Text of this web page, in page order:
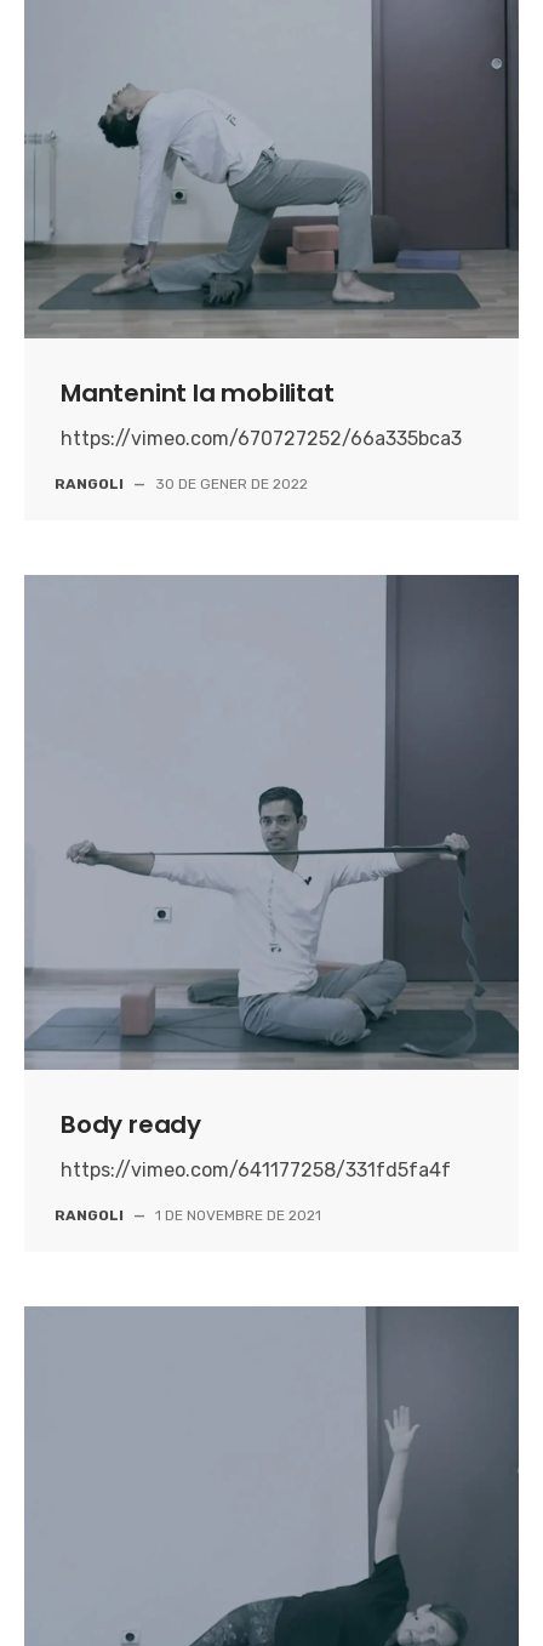
Mantenint la mobilitat
https://vimeo.com/670727252/66a335bca3
RANGOLI — 30 DE GENER DE 2022
Body ready
https://vimeo.com/641177258/331fd5fa4f
RANGOLI — 1 DE NOVEMBRE DE 2021